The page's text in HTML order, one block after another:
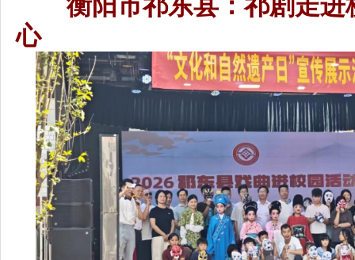
近日，衡阳市祁东县祁剧团
炎中学，开展“文化和自然遗产
动，为全校师生送上了一份兼具
大礼包”。
活动现场，演员们身着精致